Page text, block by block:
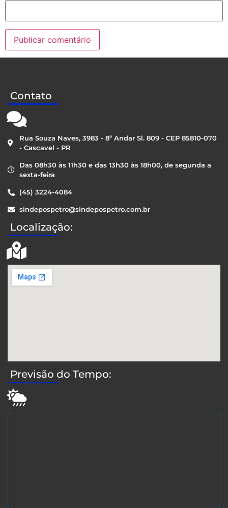
Contato
Rua Souza Naves, 3983 - 8º Andar Sl. 809 - CEP 85810-070
- Cascavel - PR
Das 08h30 às 11h30 e das 13h30 às 18h00, de segunda a
sexta-feira
(45) 3224-4084
sindepospetro@sindepospetro.com.br
Localização:
Previsão do Tempo: